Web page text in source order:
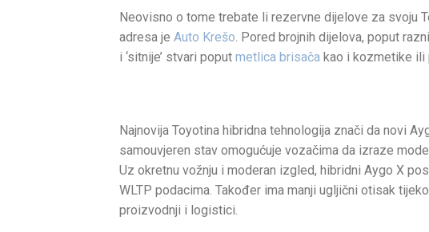
Neovisno o tome trebate li rezervne dijelove za svoju
adresa jeAuto Krešo. Pored brojnih dijelova, poput
i ‘sitnije’ stvari poputmetlica brisača kao i kozmetike
Najnovija Toyotina hibridna tehnologija znači da novi
samouvjeren stav omogućuje vozačima da izraze
Uz okretnu vožnju i moderan izgled, hibridni Aygo X
WLTP podacima. Također ima manji ugljični otisak
proizvodnji i logistici.